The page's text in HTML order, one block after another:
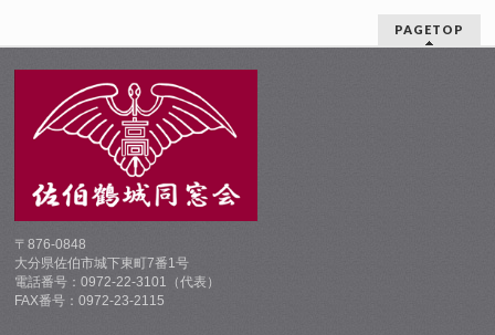
PAGETOP
〒876-0848
大分県佐伯市城下東町7番1号
電話番号：0972-22-3101（代表）
FAX番号：0972-23-2115